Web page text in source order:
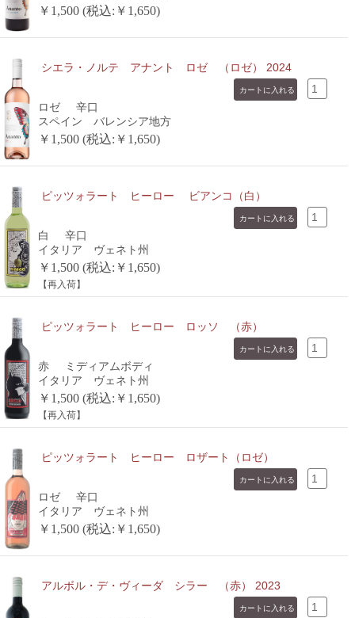
￥1,500 (税込:￥1,650)
シエラ・ノルテ アナント ロゼ （ロゼ） 2024
ロゼ
辛口
スペイン バレンシア地方
￥1,500 (税込:￥1,650)
ピッツォラート ヒーロー ビアンコ（白）
白
辛口
イタリア ヴェネト州
￥1,500 (税込:￥1,650)
【再入荷】
ピッツォラート ヒーロー ロッソ （赤）
赤
ミディアムボディ
イタリア ヴェネト州
￥1,500 (税込:￥1,650)
【再入荷】
ピッツォラート ヒーロー ロザート（ロゼ）
ロゼ
辛口
イタリア ヴェネト州
￥1,500 (税込:￥1,650)
アルボル・デ・ヴィーダ シラー （赤） 2023